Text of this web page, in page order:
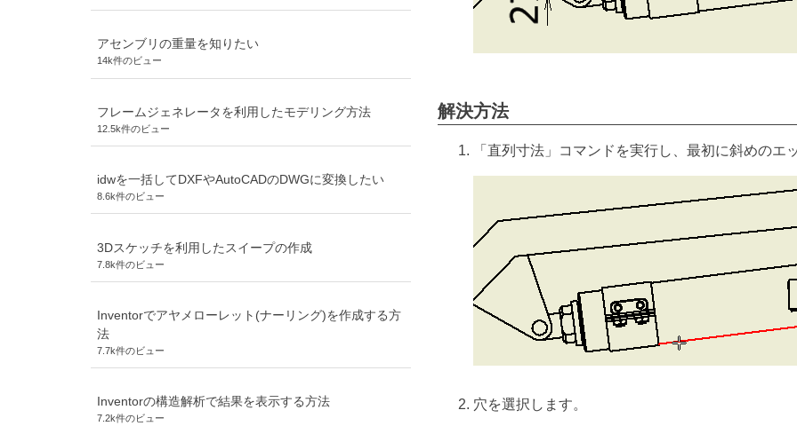
解決方法
「直列寸法」コマンドを実行し、最初に斜めのエ
穴を選択します。
アセンブリの重量を知りたい
14k件のビュー
フレームジェネレータを利用したモデリング方法
12.5k件のビュー
idwを一括してDXFやAutoCADのDWGに変換したい
8.6k件のビュー
3Dスケッチを利用したスイープの作成
7.8k件のビュー
Inventorでアヤメローレット(ナーリング)を作成する方
法
7.7k件のビュー
Inventorの構造解析で結果を表示する方法
7.2k件のビュー